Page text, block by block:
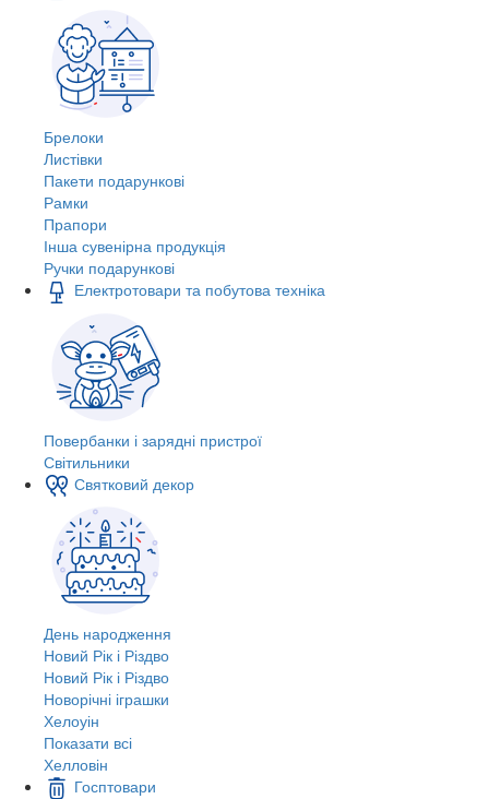
Брелоки
Листівки
Пакети подарункові
Рамки
Прапори
Інша сувенірна продукція
Ручки подарункові
Електротовари та побутова техніка
Повербанки і зарядні пристрої
Світильники
Святковий декор
День народження
Новий Рік і Різдво
Новий Рік і Різдво
Новорічні іграшки
Хелоуін
Показати всі
Хелловін
Госптовари